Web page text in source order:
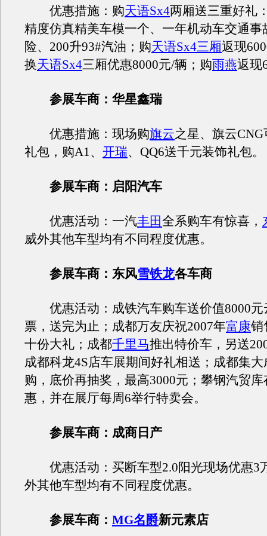
优惠措施：购天语Sx4两厢送三重好礼
精度仿真精美车模一个、一年机动车交通事
险、200升93#汽油；购天语Sx4三厢返现
换天语Sx4三厢优惠8000元/辆；购雨燕返现
参展车商：华星鑫瑞
优惠措施：现场购旗云之星、旗云
礼包，购A1、 开瑞、QQ6送千元装饰礼包。
参展车商：启阳汽车
优惠活动：一汽丰田全系购车有惊喜，
威外其他车型均有不同程度优惠。
参展车商：东风雪铁龙各车商
优惠活动：成铁汽车购车送价值8000元
票，送完为止；成都万友庆祝2007年富康销
十份大礼；成都千里马推出特价车，另送
成都科龙4S店车展期间好礼相送；成都集
购，底价再抽奖，最高3000元；攀钢汽贸
惠，并在展厅每周6举行特卖会。
参展车商：成商日产
优惠活动：买断车型2.0阳光现场优惠3
外其他车型均有不同程度优惠。
参展车商： MG名爵新元素店